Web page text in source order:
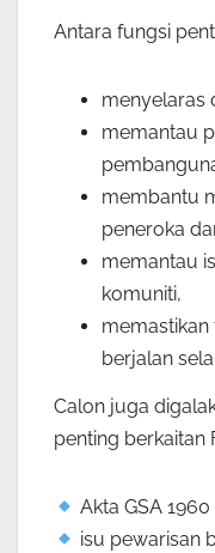
Antara fungsi
menyelaras
memantau
membantu
peneroka
memantau
komuniti,
memastikan
berjalan
Calon juga
penting berkaitan
Akta GSA 1960
isu pewarisan